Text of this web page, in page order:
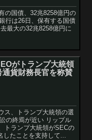
の国債、32兆8258億円の
は26日、保有する国債
最大の32兆8258億円に
がトランプ大統領
通貨財務長官を称賛
ス、トランプ大統領の選
の終焉が近い リップル
トランプ大統領がSECの
したことを支持して...